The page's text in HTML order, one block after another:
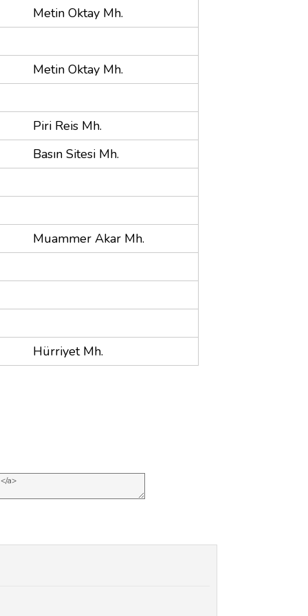
Metin Oktay Mh.
Metin Oktay Mh.
Piri Reis Mh.
Basın Sitesi Mh.
Muammer Akar Mh.
Hürriyet Mh.